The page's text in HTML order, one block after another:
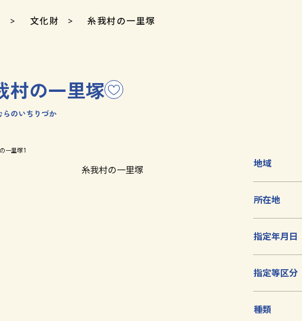
文化財 糸我村の一里塚
村の一里塚こ
の
お
らのいちりづか
糸我村の一里塚
地域
所在地
指定年月日
指定等区分
種類